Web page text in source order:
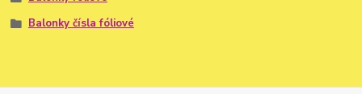
Balonky čísla fóliové